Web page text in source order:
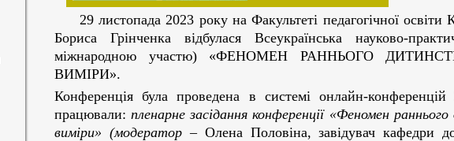
29 листопада 2023 року на Факультеті педагогічної освіти
Бориса Грінченка відбулася Всеукраїнська науково-
міжнародною участю) «ФЕНОМЕН РАННЬОГО
ВИМІРИ».
Конференція була проведена в системі онлайн-
працювали:пленарне засідання конференції «Феномен
виміри» (модератор –Олена Половіна, завідувач кафедри